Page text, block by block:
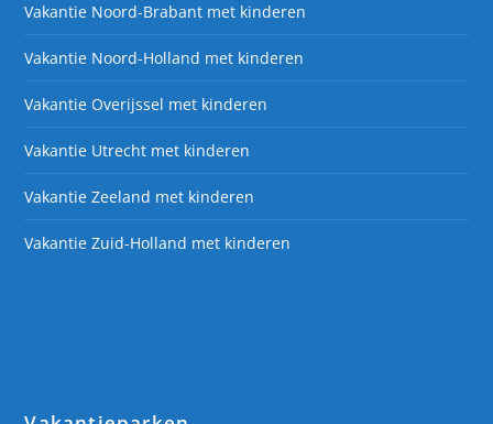
Vakantie Noord-Brabant met kinderen
Vakantie Noord-Holland met kinderen
Vakantie Overijssel met kinderen
Vakantie Utrecht met kinderen
Vakantie Zeeland met kinderen
Vakantie Zuid-Holland met kinderen